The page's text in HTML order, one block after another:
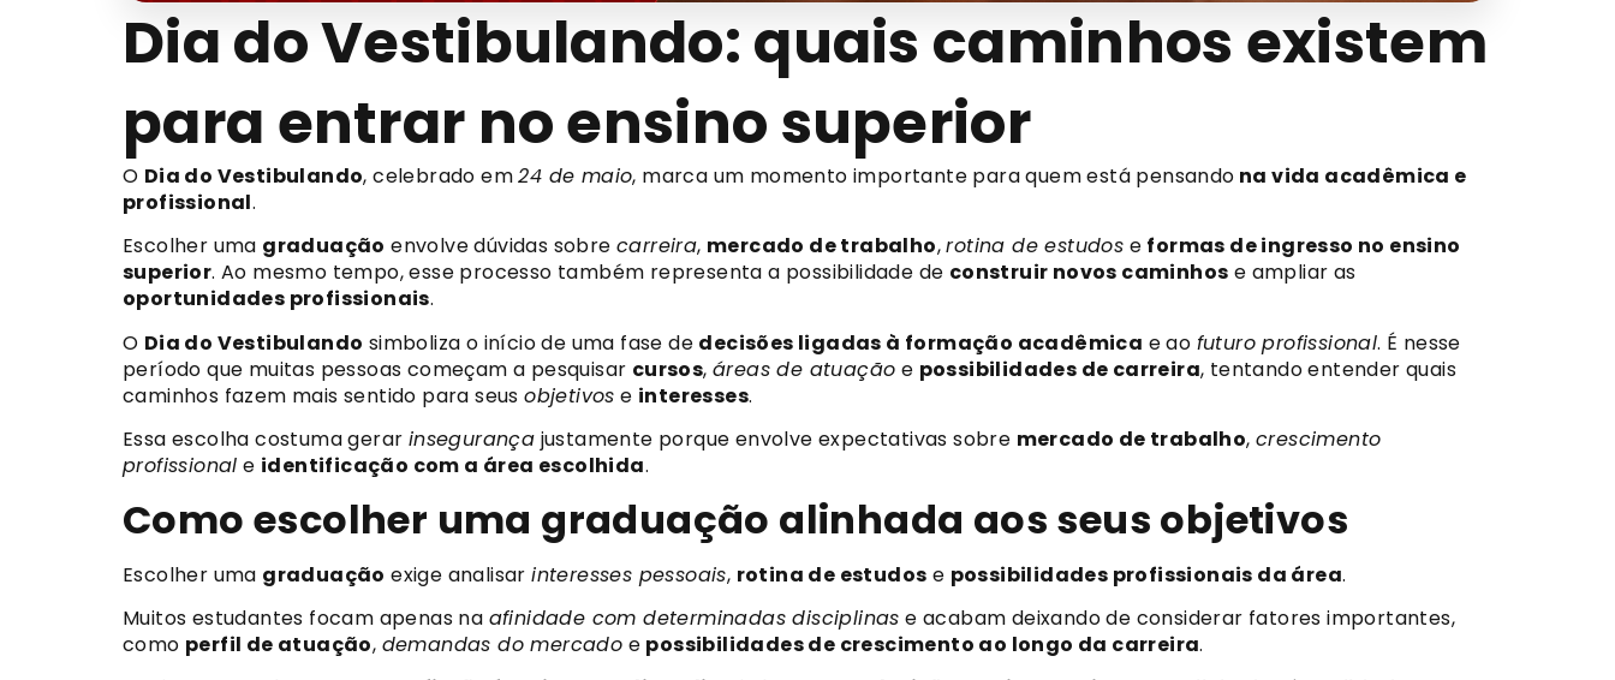
Dia do Vestibulando: quais caminhos existem
para entrar no ensino superior
O Dia do Vestibulando, celebrado em24 de maio, marca um momento importante para quem está pensando na vida acadêmica e
profissional.
Escolher uma graduação envolve dúvidas sobrecarreira, mercado de trabalho,rotina de estudos e formas de ingresso no ensino
superior. Ao mesmo tempo, esse processo também representa a possibilidade de construir novos caminhos e ampliar as
oportunidades profissionais.
O Dia do Vestibulando simboliza o início de uma fase de decisões ligadas à formação acadêmica e ao futuro profissional. É nesse
período que muitas pessoas começam a pesquisar cursos,áreas de atuação e possibilidades de carreira, tentando entender quais
caminhos fazem mais sentido para seusobjetivos e interesses.
Essa escolha costuma gerar insegurança justamente porque envolve expectativas sobre mercado de trabalho,crescimento
profissional e identificação com a área escolhida.
Como escolher uma graduação alinhada aos seus objetivos
Escolher uma graduação exige analisarinteresses pessoais, rotina de estudos e possibilidades profissionais da área.
Muitos estudantes focam apenas na afinidade com determinadas disciplinas e acabam deixando de considerar fatores importantes,
como perfil de atuação, demandas do mercado e possibilidades de crescimento ao longo da carreira.